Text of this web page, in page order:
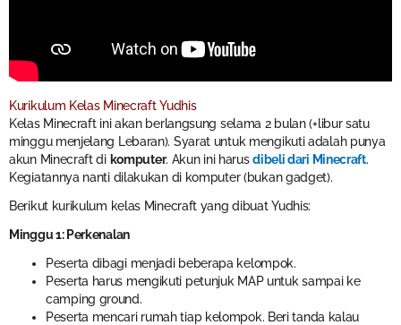
Kurikulum Kelas Minecraft Yudhis
Kelas Minecraft ini akan berlangsung selama 2 bulan (+libur satu
minggu menjelang Lebaran). Syarat untuk mengikuti adalah punya
akun Minecraft di komputer. Akun ini harusdibeli dari Minecraft.
Kegiatannya nanti dilakukan di komputer (bukan gadget).
Berikut kurikulum kelas Minecraft yang dibuat Yudhis:
Minggu 1: Perkenalan
Peserta dibagi menjadi beberapa kelompok.
Peserta harus mengikuti petunjuk MAP untuk sampai ke
camping ground.
Peserta mencari rumah tiap kelompok. Beri tanda kalau